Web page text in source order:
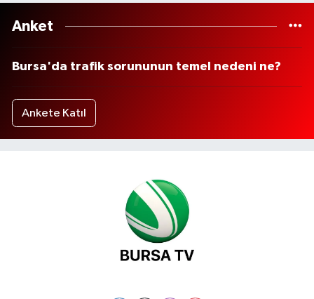
Anket
Bursa'da trafik sorununun temel nedeni ne?
Ankete Katıl